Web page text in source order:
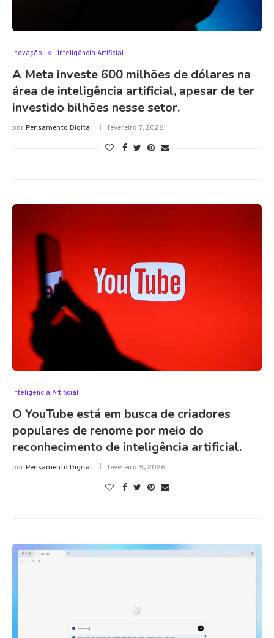
Inovação Inteligência Artificial
A Meta investe 600 milhões de dólares na
área de inteligência artificial, apesar de ter
investido bilhões nesse setor.
porPensamento Digital fevereiro 7, 2026
Inteligência Artificial
O YouTube está em busca de criadores
populares de renome por meio do
reconhecimento de inteligência artificial.
porPensamento Digital fevereiro 5, 2026